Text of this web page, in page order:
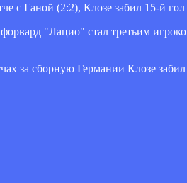
с Ганой (2:2), Клозе забил 15-й
"Лацио" стал третьим
за сборную Германии Клозе